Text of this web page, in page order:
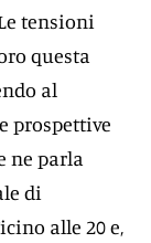
tensioni
questa
al
prospettive
ne parla
di
alle 20 e,